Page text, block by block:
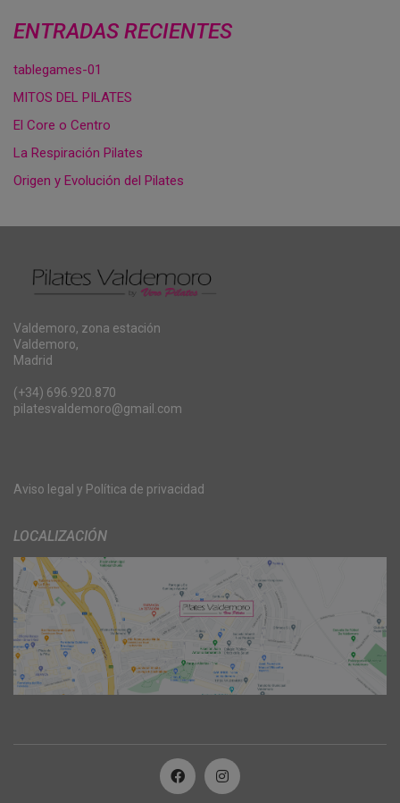
ENTRADAS RECIENTES
tablegames-01
MITOS DEL PILATES
El Core o Centro
La Respiración Pilates
Origen y Evolución del Pilates
Valdemoro, zona estación
Valdemoro,
Madrid
(+34) 696.920.870
pilatesvaldemoro@gmail.com
Aviso legal y Política de privacidad
LOCALIZACIÓN